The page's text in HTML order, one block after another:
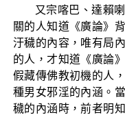
又宗喀巴、達賴
關的人知道《廣論》
汙穢的內容，唯有局
的人，才知道《廣論
假藏傳佛教初機的人
種男女邪淫的內涵。
穢的內涵時，前者明